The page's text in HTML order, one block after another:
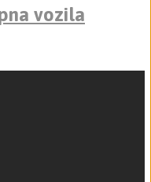
vozila